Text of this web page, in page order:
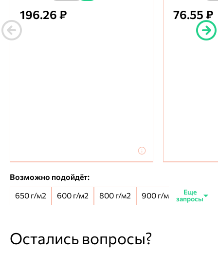
196.26 ₽ 76.55 ₽
Возможно подойдёт:
650 г/м2
600 г/м2 800 г/м2 900 г/м2 650+100
Остались вопросы?